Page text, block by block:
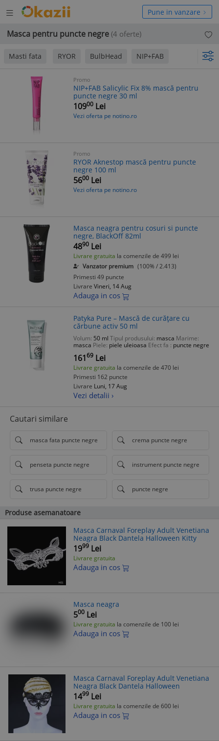
Deschide
meniul
Pune in vanzare
Masca pentru puncte negre (4 oferte)
Masti fata RYOR BulbHead NIP+FAB
Promo
NIP+FAB Salicylic Fix 8% mască pentru
puncte negre 30 ml
10900 Lei
Vezi oferta pe notino.ro
Promo
RYOR Aknestop mască pentru puncte
negre 100 ml
5600 Lei
Vezi oferta pe notino.ro
Masca neagra pentru cosuri si puncte
negre, BlackOff 82ml
4890 Lei
Livrare gratuita la comenzile de 499 lei
Vanzator premium (100% / 2.413)
Primesti 49 puncte
Livrare Vineri, 14 Aug
Adauga in cos
Patyka Pure – Mască de curățare cu
cărbune activ 50 ml
Volum: 50 ml Tipul produsului: masca Marime:
masca Piele: piele uleioasa Efect fa : puncte negre
16169 Lei
Livrare gratuita la comenzile de 470 lei
Primesti 162 puncte
Livrare Luni, 17 Aug
Vezi detalii ›
Cautari similare
masca fata puncte negre crema puncte negre
penseta puncte negre instrument puncte negre
trusa puncte negre puncte negre
Produse asemanatoare
Masca Carnaval Foreplay Adult Venetiana
Neagra Black Dantela Halloween Kitty
1999 Lei
Livrare gratuita
Adauga in cos
Masca neagra
500 Lei
Livrare gratuita la comenzile de 100 lei
Adauga in cos
Masca Carnaval Foreplay Adult Venetiana
Neagra Black Dantela Halloween
1499 Lei
Livrare gratuita la comenzile de 600 lei
Adauga in cos